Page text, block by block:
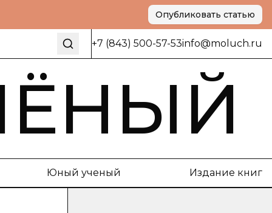
Опубликовать статью
+7 (843) 500-57-53info@moluch.ru
Юный ученый Издание книг